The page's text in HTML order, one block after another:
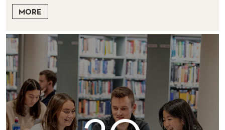
MORE